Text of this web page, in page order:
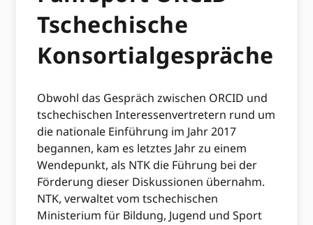
Tschechische
Konsortialgespräche
Obwohl das Gespräch zwischen ORCID und
tschechischen Interessenvertretern rund um
die nationale Einführung im Jahr 2017
begannen, kam es letztes Jahr zu einem
Wendepunkt, als NTK die Führung bei der
Förderung dieser Diskussionen übernahm.
NTK, verwaltet vom tschechischen
Ministerium für Bildung, Jugend und Sport